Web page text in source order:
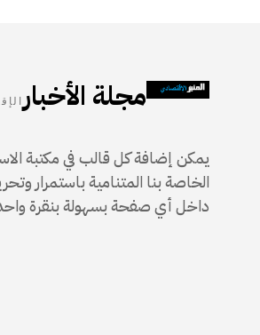
مجلة الأخبار
يمكن إضافة كل قالب في مكتبة
الخاصة بنا المتنامية باستمرار
داخل أي صفحة بسهولة بنقرة